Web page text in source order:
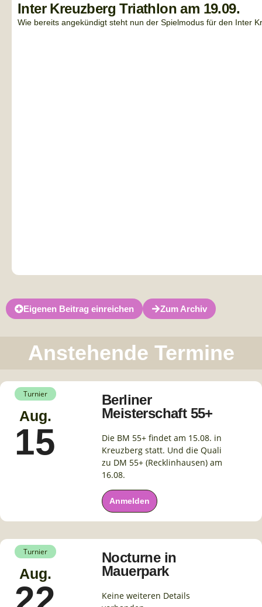
Inter Kreuzberg Triathlon am 19.09.
Wie bereits angekündigt steht nun der Spielmodus für den Inter
Eigenen Beitrag einreichen Zum Archiv
Anstehende Termine
Turnier
Aug.
15
Berliner
Meisterschaft 55+
Die BM 55+ findet am 15.08. in
Kreuzberg statt. Und die Quali
zu DM 55+ (Recklinhausen) am
16.08.
Anmelden
Turnier
Aug.
Nocturne in
Mauerpark
Keine weiteren Details